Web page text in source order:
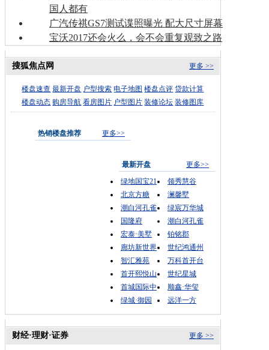
国人都有
广汽传祺GS7测试谍照曝光 配大尺寸屏幕
宝沃2017还会火么，会不会重复观致之路
更多 >>
搜狐焦点网
楼盘速查 最新开盘 户型搜索 电子地图 楼盘点评 贷款计算
楼盘动态 购房导航 看房图片 户型图片 装修论坛 装修图库
热销楼盘推荐 更多>>
最新开盘
更多>>
绿地国宝21
领秀慧谷
北京方糖
澜馨墅
潮白河孔雀
绿宸万华城
国隆府
潮白河孔雀
宏泰·美墅
铂铭郡
廊坊新世界
世纪鸿通州
智汇雅苑
万科首开台
首开熙悦山
世纪星城
首城国际中
顺鑫·华玺
绿城·御园
远洋一方
更多 >>
财经·理财·证券